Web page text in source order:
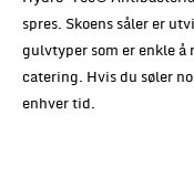
spres. Skoens såler er
gulvtyper som er enkle å
catering. Hvis du søler
enhver tid.